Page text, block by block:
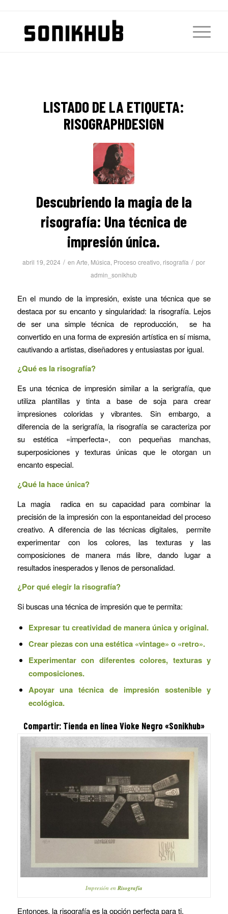
LISTADO DE LA ETIQUETA:
RISOGRAPHDESIGN
Descubriendo la magia de la
risografía: Una técnica de
impresión única.
abril 19, 2024 / enArte, Música, Proceso creativo, risografía / por
admin_sonikhub
En el mundo de la impresión, existe una técnica que se
destaca por su encanto y singularidad: la risografía. Lejos
de ser una simple técnica de reproducción, se ha
convertido en una forma de expresión artística en sí misma,
cautivando a artistas, diseñadores y entusiastas por igual.
¿Qué es la risografía?
Es una técnica de impresión similar a la serigrafía, que
utiliza plantillas y tinta a base de soja para crear
impresiones coloridas y vibrantes. Sin embargo, a
diferencia de la serigrafía, la risografía se caracteriza por
su estética «imperfecta», con pequeñas manchas,
superposiciones y texturas únicas que le otorgan un
encanto especial.
¿Qué la hace única?
La magia radica en su capacidad para combinar la
precisión de la impresión con la espontaneidad del proceso
creativo. A diferencia de las técnicas digitales, permite
experimentar con los colores, las texturas y las
composiciones de manera más libre, dando lugar a
resultados inesperados y llenos de personalidad.
¿Por qué elegir la risografía?
Si buscas una técnica de impresión que te permita:
Expresar tu creatividad de manera única y original.
Crear piezas con una estética «vintage» o «retro».
Experimentar con diferentes colores, texturas y
composiciones.
Apoyar una técnica de impresión sostenible y
ecológica.
Compartir: Tienda en línea Vioke Negro «Sonikhub»
Impresión en Risografía
Entonces, la risografía es la opción perfecta para ti.